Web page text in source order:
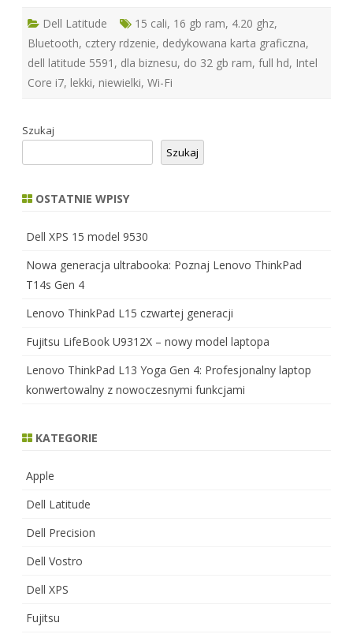
Dell Latitude 15 cali, 16 gb ram, 4.20 ghz,
Bluetooth, cztery rdzenie, dedykowana karta graficzna,
dell latitude 5591 , dla biznesu, do 32 gb ram, full hd, Intel
Core i7, lekki, niewielki, Wi-Fi
Szukaj
Szukaj
OSTATNIE WPISY
Dell XPS 15 model 9530
Nowa generacja ultrabooka: Poznaj Lenovo ThinkPad
T14s Gen 4
Lenovo ThinkPad L15 czwartej generacji
Fujitsu LifeBook U9312X – nowy model laptopa
Lenovo ThinkPad L13 Yoga Gen 4: Profesjonalny laptop
konwertowalny z nowoczesnymi funkcjami
KATEGORIE
Apple
Dell Latitude
Dell Precision
Dell Vostro
Dell XPS
Fujitsu